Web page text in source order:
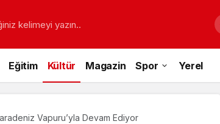
kelimeyi yazın..
Eğitim Kültür Magazin Spor Yerel
Vapuru’yla Devam Ediyor